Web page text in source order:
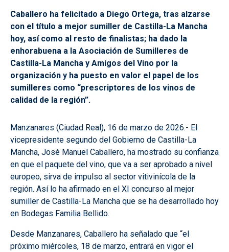
Caballero ha felicitado a Diego Ortega, tras alzarse
con el título a mejor sumiller de Castilla-La Mancha
hoy, así como al resto de finalistas; ha dado la
enhorabuena a la Asociación de Sumilleres de
Castilla-La Mancha y Amigos del Vino por la
organización y ha puesto en valor el papel de los
sumilleres como “prescriptores de los vinos de
calidad de la región”.
Manzanares (Ciudad Real), 16 de marzo de 2026.- El
vicepresidente segundo del Gobierno de Castilla-La
Mancha, José Manuel Caballero, ha mostrado su confianza
en que el paquete del vino, que va a ser aprobado a nivel
europeo, sirva de impulso al sector vitivinícola de la
región. Así lo ha afirmado en el XI concurso al mejor
sumiller de Castilla-La Mancha que se ha desarrollado hoy
en Bodegas Familia Bellido.
Desde Manzanares, Caballero ha señalado que “el
próximo miércoles, 18 de marzo, entrará en vigor el